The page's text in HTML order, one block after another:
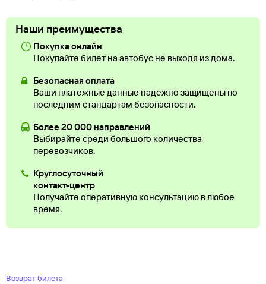
Наши преимущества
Покупка онлайн
Покупайте билет на автобус не выходя из дома.
Безопасная оплата
Ваши платежные данные надежно защищены по
последним стандартам безопасности.
Более 20 000 направлений
Выбирайте среди большого количества
перевозчиков.
Круглосуточный
контакт-центр
Получайте оперативную консультацию в любое
время.
Возврат билета